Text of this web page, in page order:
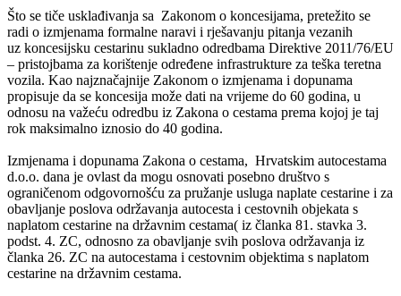
Što se tiče usklađivanja sa Zakonom o koncesijama, pretežito se
radi o izmjenama formalne naravi i rješavanju pitanja vezanih
uz koncesijsku cestarinu sukladno odredbama Direktive 2011/76/EU
– pristojbama za korištenje određene infrastrukture za teška teretna
vozila. Kao najznačajnije Zakonom o izmjenama i dopunama
propisuje da se koncesija može dati na vrijeme do 60 godina, u
odnosu na važeću odredbu iz Zakona o cestama prema kojoj je taj
rok maksimalno iznosio do 40 godina.
Izmjenama i dopunama Zakona o cestama, Hrvatskim autocestama
d.o.o. dana je ovlast da mogu osnovati posebno društvo s
ograničenom odgovornošću za pružanje usluga naplate cestarine i za
obavljanje poslova održavanja autocesta i cestovnih objekata s
naplatom cestarine na državnim cestama( iz članka 81. stavka 3.
podst. 4. ZC, odnosno za obavljanje svih poslova održavanja iz
članka 26. ZC na autocestama i cestovnim objektima s naplatom
cestarine na državnim cestama.